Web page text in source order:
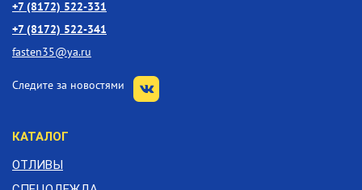
+7 (8172) 522-331
+7 (8172) 522-341
fasten35@ya.ru
Следите за новостями
КАТАЛОГ
ОТЛИВЫ